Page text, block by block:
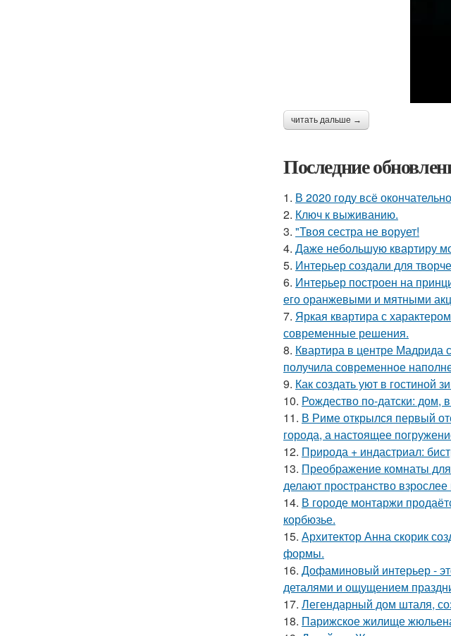
читать дальше →
Последние
1. В 2020 году всё
2. Ключ к выживанию.
3. "Твоя сестра не ворует!
4. Даже небольшую квартиру
5. Интерьер создали для
6. Интерьер построен на
его оранжевыми и мятными
7. Яркая квартира с
современные решения.
8. Квартира в центре Мадрида
получила современное
9. Как создать уют в гостиной
10. Рождество по-датски: дом,
11. В Риме открылся первый
города, а настоящее
12. Природа + индастриал:
13. Преображение комнаты
делают пространство
14. В городе монтаржи
корбюзье.
15. Архитектор Анна скорик
формы.
16. Дофаминовый интерьер -
деталями и ощущением
17. Легендарный дом шталя,
18. Парижское жилище